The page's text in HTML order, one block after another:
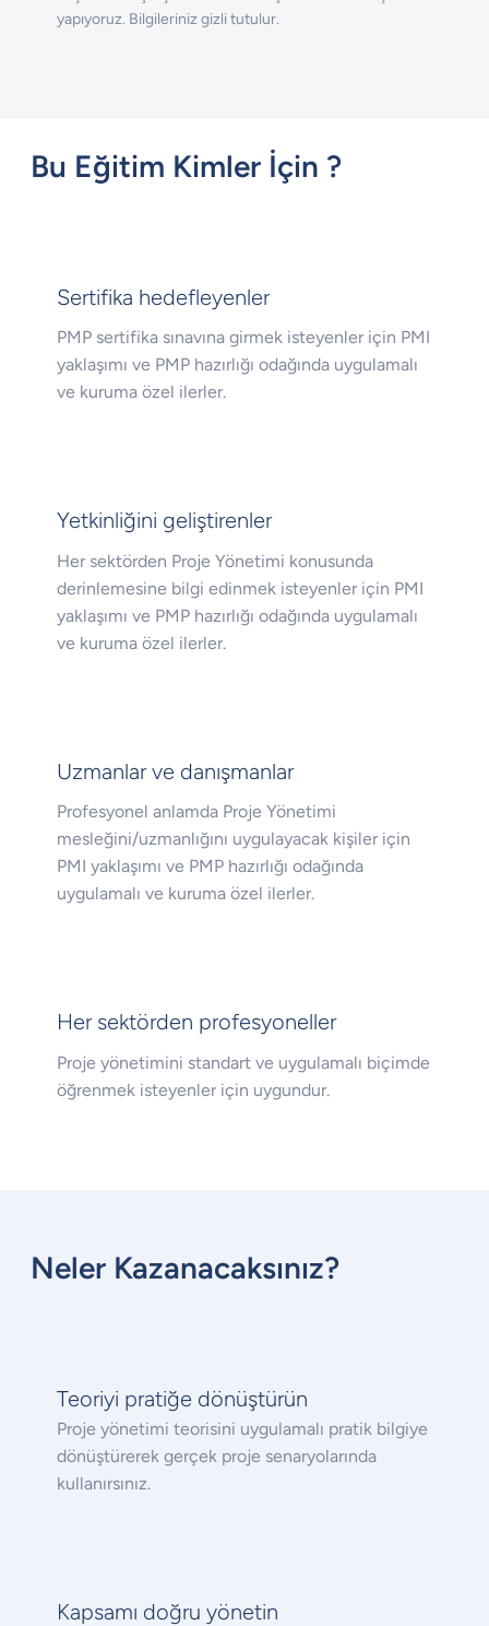
yapıyoruz. Bilgileriniz gizli tutulur.
Bu Eğitim Kimler İçin ?
Sertifika hedefleyenler
PMP sertifika sınavına girmek isteyenler için PMI
yaklaşımı ve PMP hazırlığı odağında uygulamalı
ve kuruma özel ilerler.
Yetkinliğini geliştirenler
Her sektörden Proje Yönetimi konusunda
derinlemesine bilgi edinmek isteyenler için PMI
yaklaşımı ve PMP hazırlığı odağında uygulamalı
ve kuruma özel ilerler.
Uzmanlar ve danışmanlar
Profesyonel anlamda Proje Yönetimi
mesleğini/uzmanlığını uygulayacak kişiler için
PMI yaklaşımı ve PMP hazırlığı odağında
uygulamalı ve kuruma özel ilerler.
Her sektörden profesyoneller
Proje yönetimini standart ve uygulamalı biçimde
öğrenmek isteyenler için uygundur.
Neler Kazanacaksınız?
Teoriyi pratiğe dönüştürün
Proje yönetimi teorisini uygulamalı pratik bilgiye
dönüştürerek gerçek proje senaryolarında
kullanırsınız.
Kapsamı doğru yönetin